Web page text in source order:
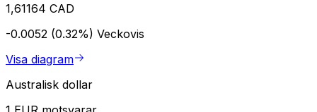
1,61164 CAD
-0.0052 (0.32%) Veckovis
Visa diagram
Australisk dollar